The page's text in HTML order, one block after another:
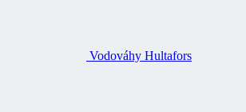
Vodováhy Hultafors